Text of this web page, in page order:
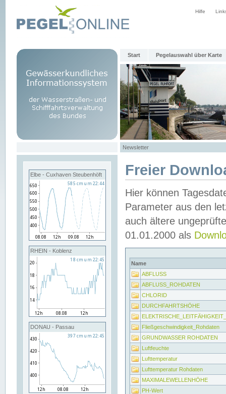
Hilfe
Start Pegelauswahl über Karte
Newsletter
Elbe - Cuxhaven Steubenhöft
RHEIN - Koblenz
DONAU - Passau
Freier
Hier können
Parameter aus den
auch ältere
01.01.2000 als
Name
ABFLUSS
ABFLUSS_ROHDATEN
CHLORID
DURCHFAHRTSHÖHE
Fließgeschwindigkeit_Rohdaten
GRUNDWASSER ROHDATEN
Luftfeuchte
Lufttemperatur
Lufttemperatur Rohdaten
MAXIMALEWELLENHÖHE
PH-Wert